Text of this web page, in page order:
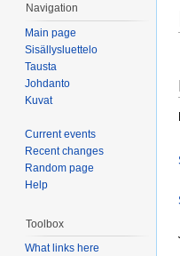
Navigation
Main page
Sisällysluettelo
Tausta
Johdanto
Kuvat
Current events
Recent changes
Random page
Help
Toolbox
What links here